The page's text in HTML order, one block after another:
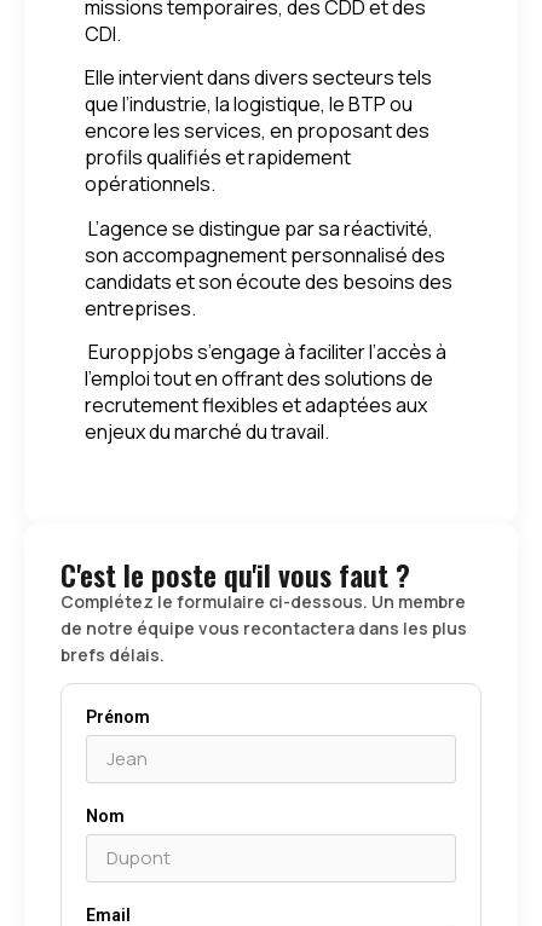
missions temporaires, des CDD et des
CDI.
Elle intervient dans divers secteurs tels
que l’industrie, la logistique, le BTP ou
encore les services, en proposant des
profils qualifiés et rapidement
opérationnels.
L’agence se distingue par sa réactivité,
son accompagnement personnalisé des
candidats et son écoute des besoins des
entreprises.
Europpjobs s’engage à faciliter l’accès à
l’emploi tout en offrant des solutions de
recrutement flexibles et adaptées aux
enjeux du marché du travail.
C'est le poste qu'il vous faut ?
Complétez le formulaire ci-dessous. Un membre
de notre équipe vous recontactera dans les plus
brefs délais.
Prénom
Nom
Email